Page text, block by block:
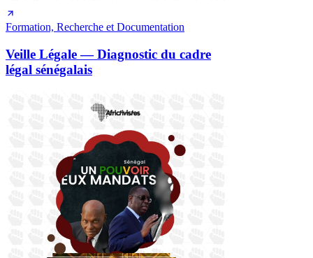
Formation, Recherche et Documentation
Veille Légale — Diagnostic du cadre
légal sénégalais